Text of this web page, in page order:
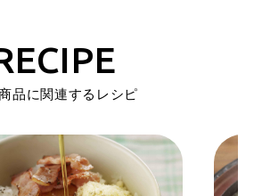
品に関連するレシピ